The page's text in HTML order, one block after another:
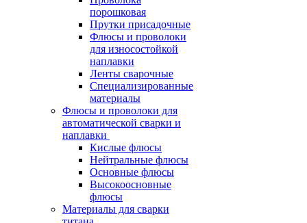
порошковая
Прутки присадочные
Флюсы и проволоки
для износостойкой
наплавки
Ленты сварочные
Специализированные
материалы
Флюсы и проволоки для
автоматической сварки и
наплавки
Кислые флюсы
Нейтральные флюсы
Основные флюсы
Высокоосновные
флюсы
Материалы для сварки